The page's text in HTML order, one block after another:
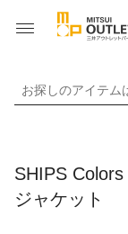
お探しのアイテム
SHIPS
ジャケット